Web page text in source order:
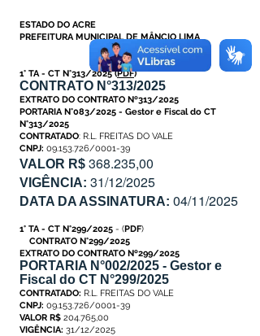
ESTADO DO ACRE
PREFEITURA MUNICIPAL DE MÂNCIO LIMA
1° TA - CT N°313/2025 (PDF)
CONTRATO N°313/2025
EXTRATO DO CONTRATO Nº313/2025
PORTARIA N°083/2025 - Gestor e Fiscal do CT
N°313/2025
CONTRATADO: R.L. FREITAS DO VALE
CNPJ: 09.153.726/0001-39
VALOR R$ 368.235,00
VIGÊNCIA: 31/12/2025
DATA DA ASSINATURA: 04/11/2025
1° TA - CT N°299/2025 - (PDF)
CONTRATO N°299/2025
EXTRATO DO CONTRATO Nº299/2025
PORTARIA N°002/2025 - Gestor e
Fiscal do CT N°299/2025
CONTRATADO: R.L. FREITAS DO VALE
CNPJ: 09.153.726/0001-39
VALOR R$ 204.765,00
VIGÊNCIA: 31/12/2025